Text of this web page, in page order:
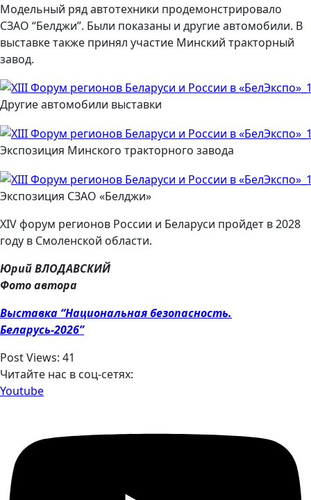
Модельный ряд автотехники продемонстрировало
СЗАО “Белджи”. Были показаны и другие автомобили. В
выставке также принял участие Минский тракторный
завод.
Другие автомобили выставки
Экспозиция Минского тракторного завода
Экспозиция СЗАО «Белджи»
XIV форум регионов России и Беларуси пройдет в 2028
году в Смоленской области.
Юрий ВЛОДАВСКИЙ
Фото автора
Выставка “Национальная безопасность.
Беларусь-2026”
Post Views: 41
Читайте нас в соц-сетях:
Youtube